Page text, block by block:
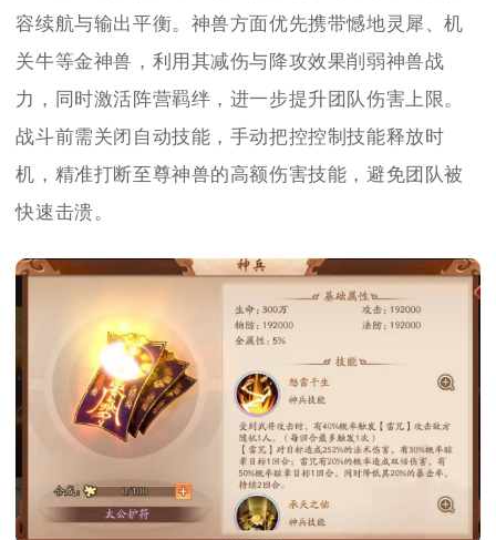
容续航与输出平衡。神兽方面优先携带憾地灵犀、机
关牛等金神兽，利用其减伤与降攻效果削弱神兽战
力，同时激活阵营羁绊，进一步提升团队伤害上限。
战斗前需关闭自动技能，手动把控控制技能释放时
机，精准打断至尊神兽的高额伤害技能，避免团队被
快速击溃。